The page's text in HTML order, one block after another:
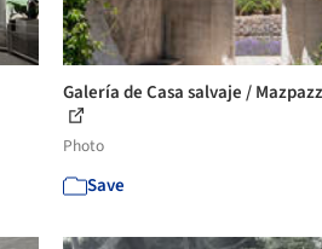
Galería de Casa salvaje /
Photo
Save